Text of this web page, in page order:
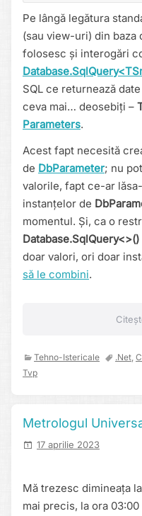
Pe lângă legătura
(sau view-uri) din baza
folosesc și interogări
SQL ce returnează
ceva mai… deosebiți –
Parameters.
Acest fapt necesită
de DbParameter; nu
valorile, fapt ce-ar
instanțelor de
momentul. Și, ca o
Database.SqlQuery<>()
doar valori, ori doar
să le combini.
Tehno-Istericale .net
Tvp
Metrologul
17 aprilie 2023
Mă trezesc dimineața
mai precis, la ora